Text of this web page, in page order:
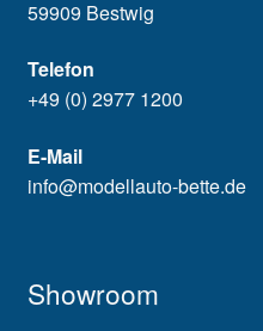
59909 Bestwig
Telefon
+49 (0) 2977 1200
E-Mail
info@modellauto-bette.de
Showroom